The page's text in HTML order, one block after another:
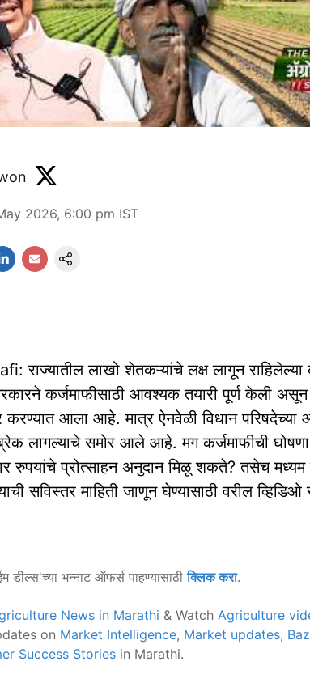
2026, 6:00 pm IST
लाखो शेतकऱ्यांचे लक्ष लागून राहिलेल्या
कर्जमाफीसाठी आवश्यक तयारी पूर्ण केली असून
आला आहे. मात्र ऐनवेळी विधान परिषदेच्या
ब्रेक लागल्याचे समोर आले आहे. मग कर्जमाफीची
रुपयांचे प्रोत्साहन अनुदान मिळू शकते? तसेच मध्यम
सविस्तर माहिती जाणून घेण्यासाठी वरील व्हिडिओ
डील्स'च्या भन्नाट ऑफर्स पाहण्यासाठीक्लिक करा.
News in Marathi & Watch Agriculture
on Market Intelligence, Market updates,
Success Stories in Marathi.